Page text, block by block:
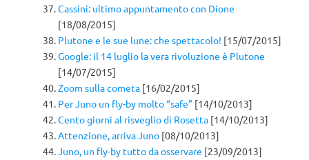
Cassini: ultimo appuntamento con Dione
[18/08/2015]
Plutone e le sue lune: che spettacolo! [15/07/2015]
Google: il 14 luglio la vera rivoluzione è Plutone
[14/07/2015]
Zoom sulla cometa [16/02/2015]
Per Juno un fly-by molto “safe” [14/10/2013]
Cento giorni al risveglio di Rosetta [14/10/2013]
Attenzione, arriva Juno [08/10/2013]
Juno, un fly-by tutto da osservare [23/09/2013]